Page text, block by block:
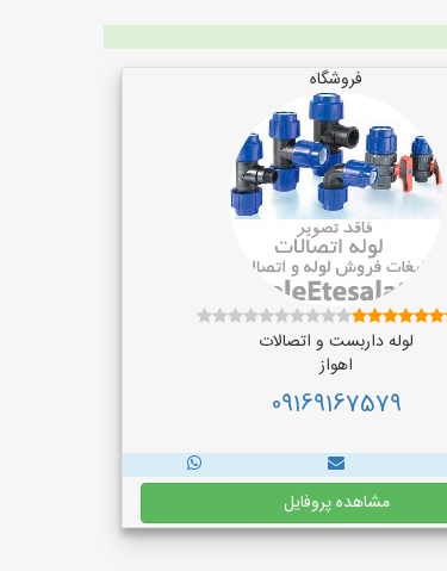
فروشگاه
لوله داربست و اتصالات
اهواز
09169167579
مشاهده پروفایل